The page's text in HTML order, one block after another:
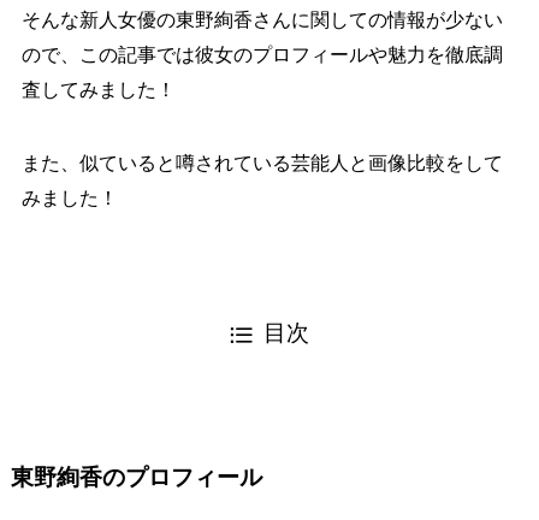
そんな新人女優の東野絢香さんに関しての情報が少ない
ので、この記事では彼女のプロフィールや魅力を徹底調
査してみました！
また、似ていると噂されている芸能人と画像比較をして
みました！
目次
東野絢香のプロフィール